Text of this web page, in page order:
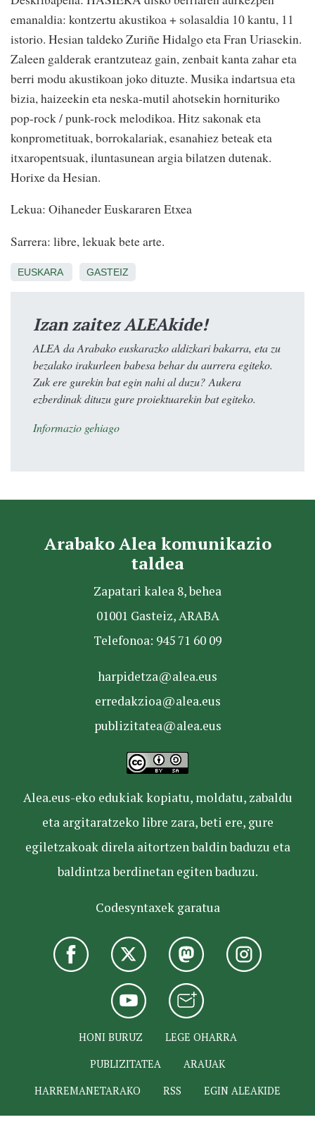
emanaldia: kontzertu akustikoa + solasaldia 10 kantu, 11
istorio. Hesian taldeko Zuriñe Hidalgo eta Fran Uriasekin.
Zaleen galderak erantzuteaz gain, zenbait kanta zahar eta
berri modu akustikoan joko dituzte. Musika indartsua eta
bizia, haizeekin eta neska-mutil ahotsekin hornituriko
pop-rock / punk-rock melodikoa. Hitz sakonak eta
konprometituak, borrokalariak, esanahiez beteak eta
itxaropentsuak, iluntasunean argia bilatzen dutenak.
Horixe da Hesian.
Lekua: Oihaneder Euskararen Etxea
Sarrera: libre, lekuak bete arte.
EUSKARA GASTEIZ
Izan zaitez ALEAkide!
ALEA da Arabako euskarazko aldizkari bakarra, eta zu
bezalako irakurleen babesa behar du aurrera egiteko.
Zuk ere gurekin bat egin nahi al duzu? Aukera
ezberdinak dituzu gure proiektuarekin bat egiteko.
Informazio gehiago
Arabako Alea komunikazio
taldea
Zapatari kalea 8, behea
01001 Gasteiz, ARABA
Telefonoa: 945 71 60 09
harpidetza@alea.eus
erredakzioa@alea.eus
publizitatea@alea.eus
Alea.eus-eko edukiak kopiatu, moldatu, zabaldu
eta argitaratzeko libre zara, beti ere, gure
egiletzakoak direla aitortzen baldin baduzu eta
baldintza berdinetan egiten baduzu.
Codesyntaxek garatua
HONI BURUZ
LEGE OHARRA
PUBLIZITATEA
ARAUAK
HARREMANETARAKO
RSS EGIN ALEAKIDE